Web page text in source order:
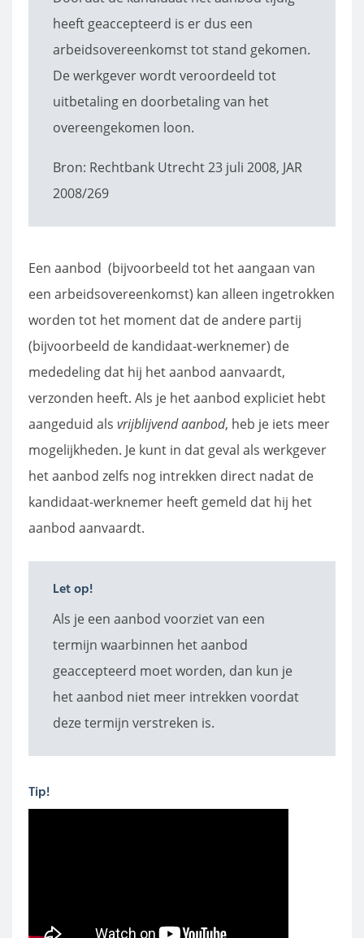
heeft geaccepteerd is er dus een
arbeidsovereenkomst tot stand gekomen.
De werkgever wordt veroordeeld tot
uitbetaling en doorbetaling van het
overeengekomen loon.
Bron: Rechtbank Utrecht 23 juli 2008, JAR
2008/269
Een aanbod (bijvoorbeeld tot het aangaan van
een arbeidsovereenkomst) kan alleen ingetrokken
worden tot het moment dat de andere partij
(bijvoorbeeld de kandidaat-werknemer) de
mededeling dat hij het aanbod aanvaardt,
verzonden heeft. Als je het aanbod expliciet hebt
aangeduid als vrijblijvend aanbod, heb je iets meer
mogelijkheden. Je kunt in dat geval als werkgever
het aanbod zelfs nog intrekken direct nadat de
kandidaat-werknemer heeft gemeld dat hij het
aanbod aanvaardt.
Let op!
Als je een aanbod voorziet van een
termijn waarbinnen het aanbod
geaccepteerd moet worden, dan kun je
het aanbod niet meer intrekken voordat
deze termijn verstreken is.
Tip!